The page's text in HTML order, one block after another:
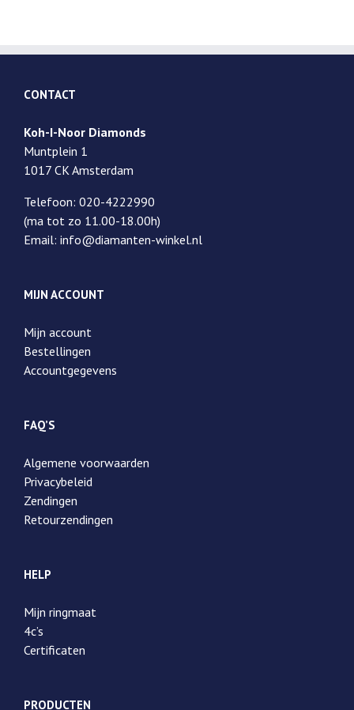
CONTACT
Koh-I-Noor Diamonds
Muntplein 1
1017 CK Amsterdam
Telefoon: 020-4222990
(ma tot zo 11.00-18.00h)
Email: info@diamanten-winkel.nl
MIJN ACCOUNT
Mijn account
Bestellingen
Accountgegevens
FAQ’S
Algemene voorwaarden
Privacybeleid
Zendingen
Retourzendingen
HELP
Mijn ringmaat
4c’s
Certificaten
PRODUCTEN